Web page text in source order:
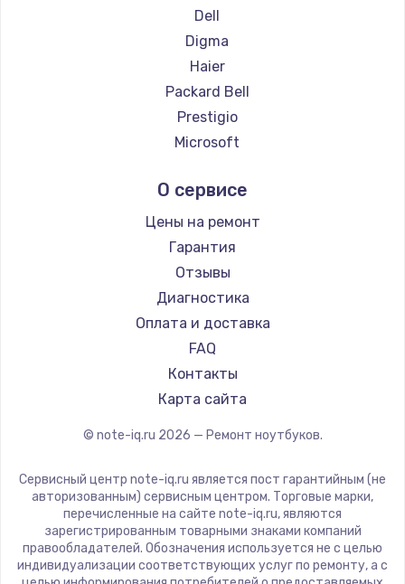
Ремонт ноутбуков Hasee
Ремонт ноутбуков ZTE
Ремонт ноутбуков Hiper
Ремонт ноутбуков Evga
Ремонт ноутбуков Google
Ремонт ноутбуков Echips
Ремонт ноутбуков Predator
Ремонт ноутбуков iru
Ремонт ноутбуков Machenike
Ремонт ноутбуков DEXP
Ремонт ноутбуков Teclast
Ремонт ноутбуков CHUWI
Ремонт ноутбуков Colorful
Dell
Digma
Haier
Packard Bell
Prestigio
Microsoft
Aquarius
Gigabyte
Aorus
Maibenben
Getac
Epson
Philips
LG
Panasonic
ZTE
Hiper
Evga
Google
О сервисе
Цены на ремонт
Гарантия
Отзывы
Диагностика
Оплата и доставка
FAQ
Контакты
Карта сайта
© note-iq.ru 2026 — Ремонт ноутбуков.
Сервисный центр note-iq.ru является пост гарантийным (не
авторизованным) сервисным центром. Торговые марки,
перечисленные на сайте note-iq.ru, являются
зарегистрированным товарными знаками компаний
правообладателей. Обозначения используется не с целью
индивидуализации соответствующих услуг по ремонту, а с